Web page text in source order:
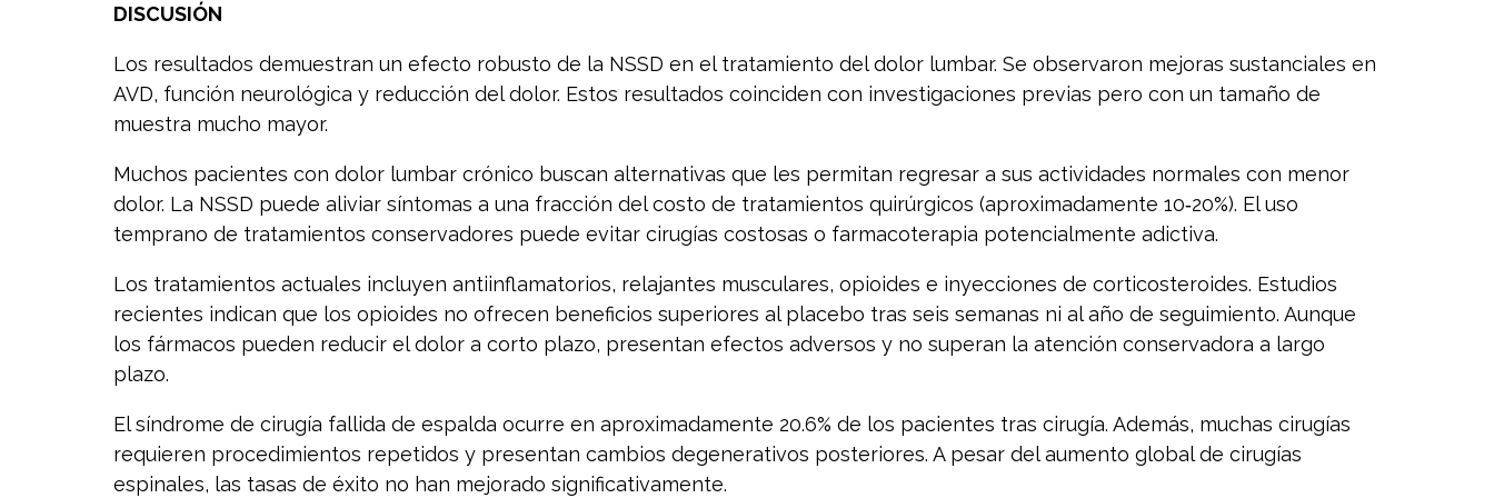
DISCUSIÓN
Los resultados demuestran un efecto robusto de la NSSD en el tratamiento del dolor lumbar. Se observaron mejoras sustanciales en
AVD, función neurológica y reducción del dolor. Estos resultados coinciden con investigaciones previas pero con un tamaño de
muestra mucho mayor.
Muchos pacientes con dolor lumbar crónico buscan alternativas que les permitan regresar a sus actividades normales con menor
dolor. La NSSD puede aliviar síntomas a una fracción del costo de tratamientos quirúrgicos (aproximadamente 10‑20%). El uso
temprano de tratamientos conservadores puede evitar cirugías costosas o farmacoterapia potencialmente adictiva.
Los tratamientos actuales incluyen antiinflamatorios, relajantes musculares, opioides e inyecciones de corticosteroides. Estudios
recientes indican que los opioides no ofrecen beneficios superiores al placebo tras seis semanas ni al año de seguimiento. Aunque
los fármacos pueden reducir el dolor a corto plazo, presentan efectos adversos y no superan la atención conservadora a largo
plazo.
El síndrome de cirugía fallida de espalda ocurre en aproximadamente 20.6% de los pacientes tras cirugía. Además, muchas cirugías
requieren procedimientos repetidos y presentan cambios degenerativos posteriores. A pesar del aumento global de cirugías
espinales, las tasas de éxito no han mejorado significativamente.